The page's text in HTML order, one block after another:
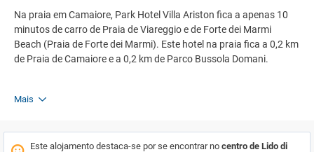
Na praia em Camaiore, Park Hotel Villa Ariston fica a apenas 10
minutos de carro de Praia de Viareggio e de Forte dei Marmi
Beach (Praia de Forte dei Marmi). Este hotel na praia fica a 0,2 km
de Praia de Camaiore e a 0,2 km de Parco Bussola Domani.
Mais
Este alojamento destaca-se por se encontrar no centro de Lido di